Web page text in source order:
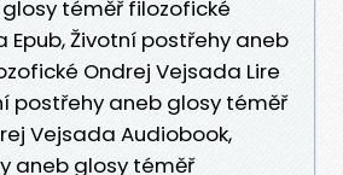
téměř filozofické
Epub, Životní postřehy aneb
Ondrej Vejsada Lire
postřehy aneb glosy téměř
Vejsada Audiobook,
aneb glosy téměř